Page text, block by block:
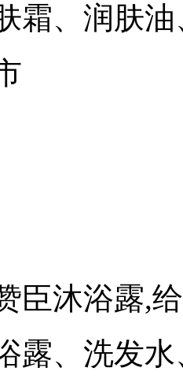
霜、润肤
臣沐浴露,
露、洗发